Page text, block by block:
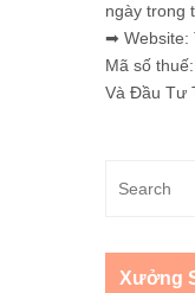
ngày trong
➡ Website:
Mã số
Và Đầu Tư
Xưởng